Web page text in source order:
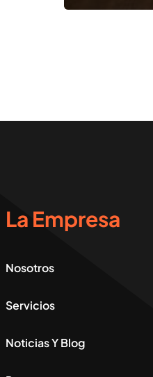
La Empresa
Nosotros
Servicios
Noticias Y Blog